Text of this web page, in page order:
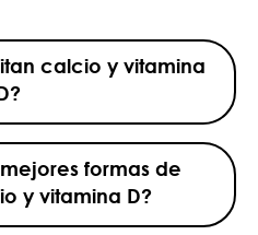
calcio y vitamina
D?
formas de
y vitamina D?